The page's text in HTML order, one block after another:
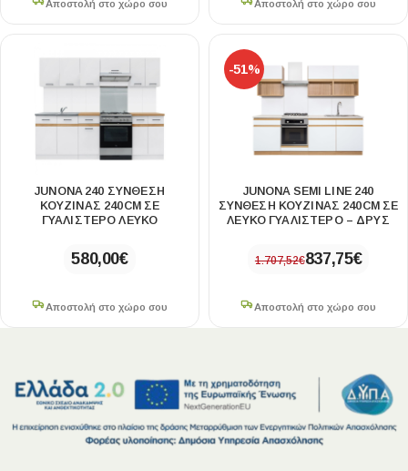
Αποστολή στο χώρο σου Αποστολή στο χώρο σου
JUNONA 240 ΣΥΝΘΕΣΗ
ΚΟΥΖΙΝΑΣ 240CM ΣΕ
ΓΥΑΛΙΣΤΕΡΟ ΛΕΥΚΟ
580,00€
Αποστολή στο χώρο σου
-51%
JUNONA SEMI LINE 240
ΣΥΝΘΕΣΗ ΚΟΥΖΙΝΑΣ 240CM ΣΕ
ΛΕΥΚΟ ΓΥΑΛΙΣΤΕΡΟ – ΔΡΥΣ
1.707,52€837,75€
Αποστολή στο χώρο σου